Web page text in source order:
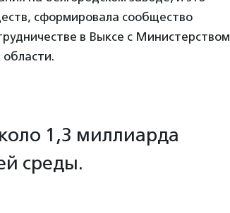
сформировала сообщество
в Выксе с Министерством
области.
1,3 миллиарда
среды.